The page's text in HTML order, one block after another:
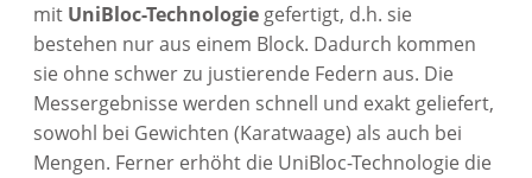
mit UniBloc-Technologie gefertigt, d.h. sie
bestehen nur aus einem Block. Dadurch kommen
sie ohne schwer zu justierende Federn aus. Die
Messergebnisse werden schnell und exakt geliefert,
sowohl bei Gewichten (Karatwaage) als auch bei
Mengen. Ferner erhöht die UniBloc-Technologie die